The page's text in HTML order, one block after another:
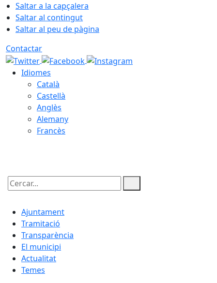
Saltar a la capçalera
Saltar al contingut
Saltar al peu de pàgina
Contactar
Idiomes
Català
Castellà
Anglès
Alemany
Francès
Cercar:
Ajuntament
Tramitació
Transparència
El municipi
Actualitat
Temes